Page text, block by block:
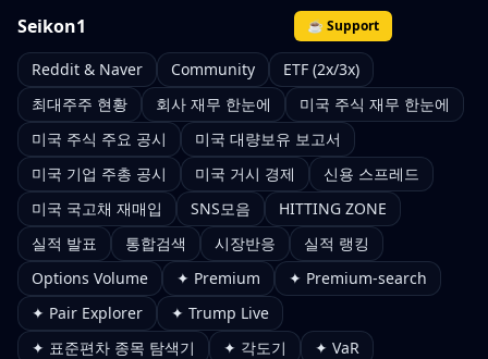
Seikon1 ☕ Support
Reddit & Naver Community
ETF (2x/3x)
최대주주 현황
회사 재무 한눈에
미국 주식 재무 한눈에
미국 주식 주요 공시
미국 대량보유 보고서
미국 기업 주총 공시
미국 거시 경제
신용 스프레드
미국 국고채 재매입
SNS모음
HITTING ZONE
실적 발표
통합검색 시장반응
실적 랭킹
Options Volume
✦ Premium
✦ Premium-search
✦ Pair Explorer
✦ Trump Live
✦ 표준편차 종목 탐색기
✦ 각도기 ✦ VaR